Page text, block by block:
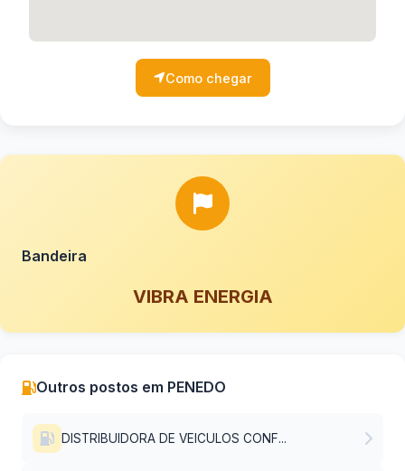
Como chegar
Bandeira
VIBRA ENERGIA
Outros postos em PENEDO
DISTRIBUIDORA DE VEICULOS CONF...